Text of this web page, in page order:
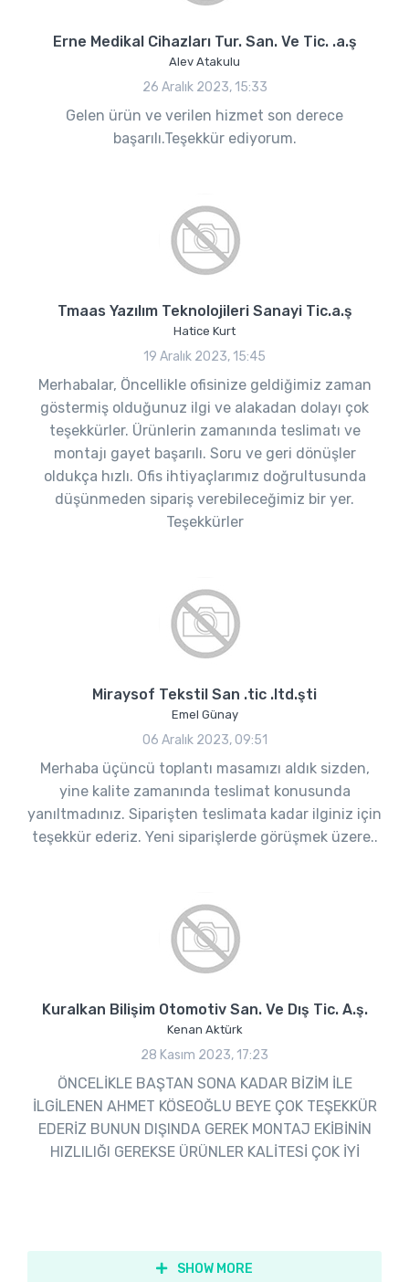
Erne Medikal Cihazları Tur. San. Ve Tic. .a.ş
Alev Atakulu
26 Aralık 2023, 15:33
Gelen ürün ve verilen hizmet son derece
başarılı.Teşekkür ediyorum.
Tmaas Yazılım Teknolojileri Sanayi Tic.a.ş
Hatice Kurt
19 Aralık 2023, 15:45
Merhabalar, Öncellikle ofisinize geldiğimiz zaman
göstermiş olduğunuz ilgi ve alakadan dolayı çok
teşekkürler. Ürünlerin zamanında teslimatı ve
montajı gayet başarılı. Soru ve geri dönüşler
oldukça hızlı. Ofis ihtiyaçlarımız doğrultusunda
düşünmeden sipariş verebileceğimiz bir yer.
Teşekkürler
Miraysof Tekstil San .tic .ltd.şti
Emel Günay
06 Aralık 2023, 09:51
Merhaba üçüncü toplantı masamızı aldık sizden,
yine kalite zamanında teslimat konusunda
yanıltmadınız. Siparişten teslimata kadar ilginiz için
teşekkür ederiz. Yeni siparişlerde görüşmek üzere..
Kuralkan Bilişim Otomotiv San. Ve Dış Tic. A.ş.
Kenan Aktürk
28 Kasım 2023, 17:23
ÖNCELİKLE BAŞTAN SONA KADAR BİZİM İLE
İLGİLENEN AHMET KÖSEOĞLU BEYE ÇOK TEŞEKKÜR
EDERİZ BUNUN DIŞINDA GEREK MONTAJ EKİBİNİN
HIZLILIĞI GEREKSE ÜRÜNLER KALİTESİ ÇOK İYİ
SHOW MORE